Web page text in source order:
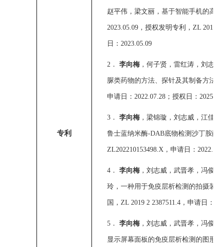
专利
赵平伟，梁文丽， 基于智能手机的
2023.05.09 ，授权发明专利， ZL 2019
日： 2023.05.09
2． 李向梅，何子贤，雷红涛，刘志
脲类药物的方法、探针及其制备方法
申请日： 2022.07.28 ；授权日： 2025
3． 李向梅，梁锦璇，刘志威，江佳
鲁士蓝纳米酶-DAB底物检测沙丁胺
ZL202210153498.X ，申请日：
4． 李向梅，刘志威，武晋孝，冯俊
玲， 一种用于免疫层析检测的拍摄装
国， ZL 2019 2 2387511.4 ，申请日：
5． 李向梅，刘志威，武晋孝，冯俊
显示屏幕面板的免疫层析检测的图形